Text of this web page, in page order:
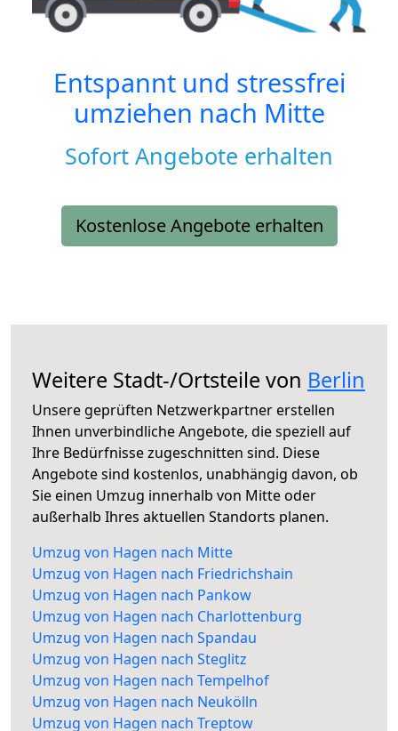
Entspannt und stressfrei
umziehen nach Mitte
Sofort Angebote erhalten
Kostenlose Angebote erhalten
Weitere Stadt-/Ortsteile von Berlin
Unsere geprüften Netzwerkpartner erstellen
Ihnen unverbindliche Angebote, die speziell auf
Ihre Bedürfnisse zugeschnitten sind. Diese
Angebote sind kostenlos, unabhängig davon, ob
Sie einen Umzug innerhalb von Mitte oder
außerhalb Ihres aktuellen Standorts planen.
Umzug von Hagen nach Mitte
Umzug von Hagen nach Friedrichshain
Umzug von Hagen nach Pankow
Umzug von Hagen nach Charlottenburg
Umzug von Hagen nach Spandau
Umzug von Hagen nach Steglitz
Umzug von Hagen nach Tempelhof
Umzug von Hagen nach Neukölln
Umzug von Hagen nach Treptow